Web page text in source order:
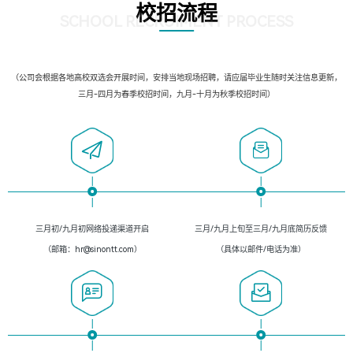
校招流程
SCHOOL RECRUIMENT PROCESS
（公司会根据各地高校双选会开展时间，安排当地现场招聘，请应届毕业生随时关注信息更新，
三月-四月为春季校招时间，九月-十月为秋季校招时间）
三月初/九月初网络投递渠道开启
（邮箱：hr@sinontt.com）
三月/九月上旬至三月/九月底简历反馈
（具体以邮件/电话为准）